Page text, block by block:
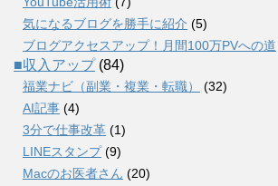
気になるブログを勝手に紹介 (5)
ブログアクセスアップ！月間100万PVへの道
■収入アップ(84)
福業ナビ（副業・複業・転職）
(32)
AI記事 (4)
3分で仕事改革 (1)
LINEスタンプ(9)
Macのお医者さん (20)